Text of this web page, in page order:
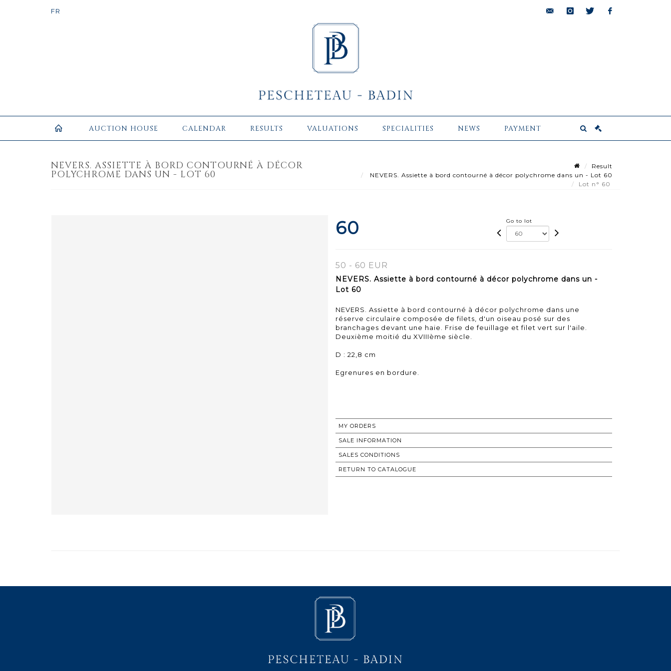
AUCTION HOUSE CALENDAR RESULTS VALUATIONS SPECIALITIES NEWS PAYMENT
NEVERS. ASSIETTE À BORD CONTOURNÉ À DÉCOR
POLYCHROME DANS UN - LOT 60
Result
NEVERS. Assiette à bord contourné à décor polychrome dans un - Lot 60
Lot n° 60
60 Go to lot
50 - 60 EUR
NEVERS. Assiette à bord contourné à décor polychrome dans un -
Lot 60
NEVERS. Assiette à bord contourné à décor polychrome dans une
réserve circulaire composée de filets, d'un oiseau posé sur des
branchages devant une haie. Frise de feuillage et filet vert sur l'aile.
Deuxième moitié du XVIIIème siècle.
D : 22,8 cm
Egrenures en bordure.
MY ORDERS
SALE INFORMATION
SALES CONDITIONS
RETURN TO CATALOGUE